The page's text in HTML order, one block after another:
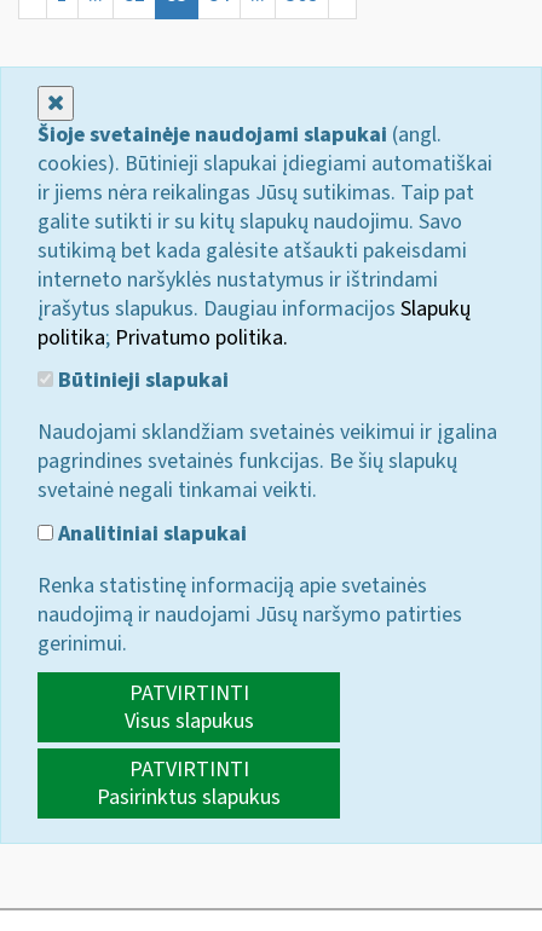
Šioje svetainėje naudojami slapukai (angl.
cookies). Būtinieji slapukai įdiegiami automatiškai
ir jiems nėra reikalingas Jūsų sutikimas. Taip pat
galite sutikti ir su kitų slapukų naudojimu. Savo
sutikimą bet kada galėsite atšaukti pakeisdami
interneto naršyklės nustatymus ir ištrindami
įrašytus slapukus. Daugiau informacijos Slapukų
politika; Privatumo politika.
Būtinieji slapukai
Naudojami sklandžiam svetainės veikimui ir įgalina
pagrindines svetainės funkcijas. Be šių slapukų
svetainė negali tinkamai veikti.
Analitiniai slapukai
Renka statistinę informaciją apie svetainės
naudojimą ir naudojami Jūsų naršymo patirties
gerinimui.
PATVIRTINTI
Visus slapukus
PATVIRTINTI
Pasirinktus slapukus